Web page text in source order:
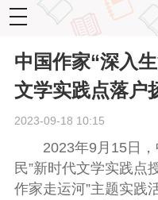
toggle
navigation
中国作家“深入
文学实践点落户
2023-09-18 10:15
2023年9月15日
民”新时代文学实践
作家走运河”主题实践